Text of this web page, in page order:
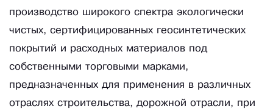
производство широкого спектра экологически
чистых, сертифицированных геосинтетических
покрытий и расходных материалов под
собственными торговыми марками,
предназначенных для применения в различных
отраслях строительства, дорожной отрасли, при